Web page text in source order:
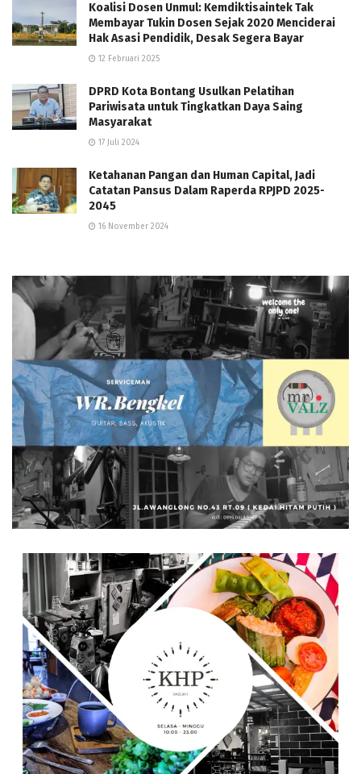
Koalisi Dosen Unmul: Kemdiktisaintek Tak
Membayar Tukin Dosen Sejak 2020 Menciderai
Hak Asasi Pendidik, Desak Segera Bayar
12 Februari 2025
DPRD Kota Bontang Usulkan Pelatihan
Pariwisata untuk Tingkatkan Daya Saing
Masyarakat
17 Juli 2024
Ketahanan Pangan dan Human Capital, Jadi
Catatan Pansus Dalam Raperda RPJPD 2025-
2045
16 November 2024